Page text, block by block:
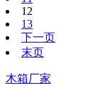
12
13
下一页
末页
木箱厂家